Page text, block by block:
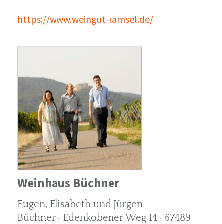
https://www.weingut-ramsel.de/
Weinhaus Büchner
Eugen, Elisabeth und Jürgen
Büchner · Edenkobener Weg 14 · 67489